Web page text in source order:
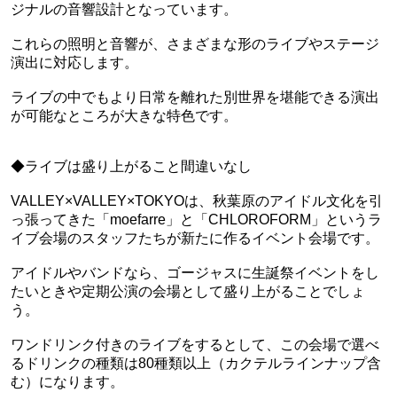
ジナルの音響設計となっています。
これらの照明と音響が、さまざまな形のライブやステージ
演出に対応します。
ライブの中でもより日常を離れた別世界を堪能できる演出
が可能なところが大きな特色です。
◆ライブは盛り上がること間違いなし
VALLEY×VALLEY×TOKYOは、秋葉原のアイドル文化を引
っ張ってきた「moefarre」と「CHLOROFORM」というラ
イブ会場のスタッフたちが新たに作るイベント会場です。
アイドルやバンドなら、ゴージャスに生誕祭イベントをし
たいときや定期公演の会場として盛り上がることでしょ
う。
ワンドリンク付きのライブをするとして、この会場で選べ
るドリンクの種類は80種類以上（カクテルラインナップ含
む）になります。